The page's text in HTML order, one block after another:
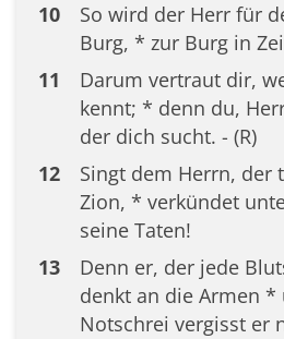
10
So wird der Herr für
Burg, * zur Burg in
11
Darum vertraut dir,
kennt; * denn du,
der dich sucht. - (R)
12
Singt dem Herrn, der
Zion, * verkündet
seine Taten!
13
Denn er, der jede
denkt an die Armen *
Notschrei vergisst er